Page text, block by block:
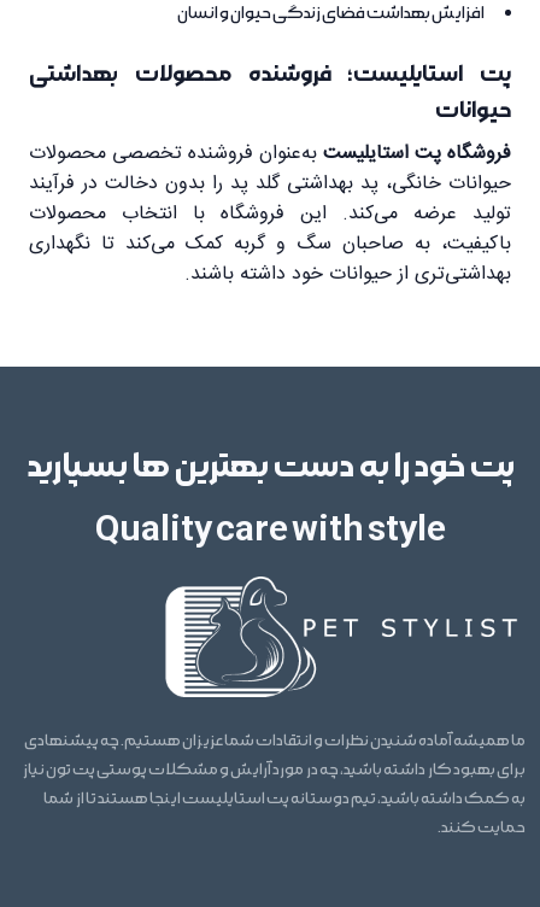
افزایش بهداشت فضای زندگی حیوان و انسان
پت استایلیست؛ فروشنده محصولات بهداشتی
حیوانات
فروشگاه پت استایلیستبه‌عنوان فروشنده تخصصی محصولات
حیوانات خانگی، پد بهداشتی گلد پد را بدون دخالت در فرآیند
تولید عرضه می‌کند. این فروشگاه با انتخاب محصولات
باکیفیت، به صاحبان سگ و گربه کمک می‌کند تا نگهداری
بهداشتی‌تری از حیوانات خود داشته باشند.
پت خود را به دست بهترین ها بسپارید
Quality care with style
ما همیشه آماده شنیدن نظرات و انتقادات شما عزیزان هستیم. چه پیشنهادی
برای بهبود کار داشته باشید، چه در مورد آرایش و مشکلات پوستی پت تون نیاز
به کمک داشته باشید، تیم دوستانه پت استایلیست اینجا هستند تا از شما
حمایت کنند.